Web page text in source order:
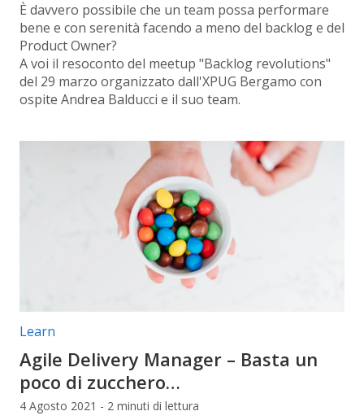
È davvero possibile che un team possa performare
bene e con serenità facendo a meno del backlog e del
Product Owner?
A voi il resoconto del meetup "Backlog revolutions"
del 29 marzo organizzato dall'XPUG Bergamo con
ospite Andrea Balducci e il suo team.
Categorie articolo:
Learn
Agile Delivery Manager – Basta un
poco di zucchero…
4 Agosto 2021 - 2 minuti di lettura